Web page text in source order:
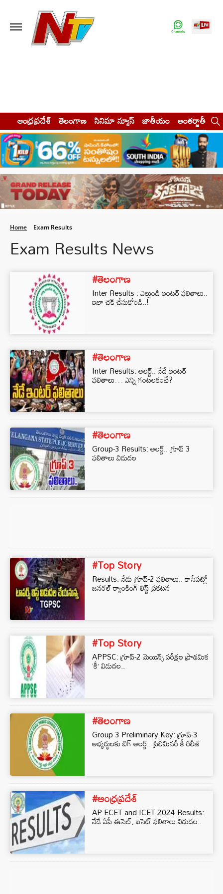
ఆంధ్రప్రదేశ్ తెలంగాణ సినిమా న్యూస్ జాతీయం అంతర్జాతీయం
Home Exam Results
Exam Results News
#తెలంగాణ
Inter Results : ఎల్లుండి ఇంటర్ ఫలితాలు..
ఇలా చెక్ చేసుకోండి..!
#తెలంగాణ
Inter Results: అలర్ట్.. నేడే ఇంటర్
ఫలితాలు… ఎన్ని గంటలకంటే?
#తెలంగాణ
Group-3 Results: అలర్ట్.. గ్రూప్ 3
ఫలితాలు విడుదల
#Top Story
Results: నేడు గ్రూప్-2 ఫలితాలు.. కాసేపట్లో
జనరల్ ర్యాంకింగ్ లిస్ట్ ప్రకటన
#Top Story
APPSC: గ్రూప్-2 మెయిన్స్ పరీక్షల ప్రాథమిక
‘కీ’ విడుదల..
#తెలంగాణ
Group 3 Preliminary Key: గ్రూప్-3
అభ్యర్థులకు బిగ్ అలర్ట్.. ప్రిలిమినరీ కీ రిలీజ్
#ఆంధ్రప్రదేశ్
AP ECET and ICET 2024 Results:
నేడే ఏపీ ఈసెట్, ఐసెట్‌ ఫలితాలు విడుదల..